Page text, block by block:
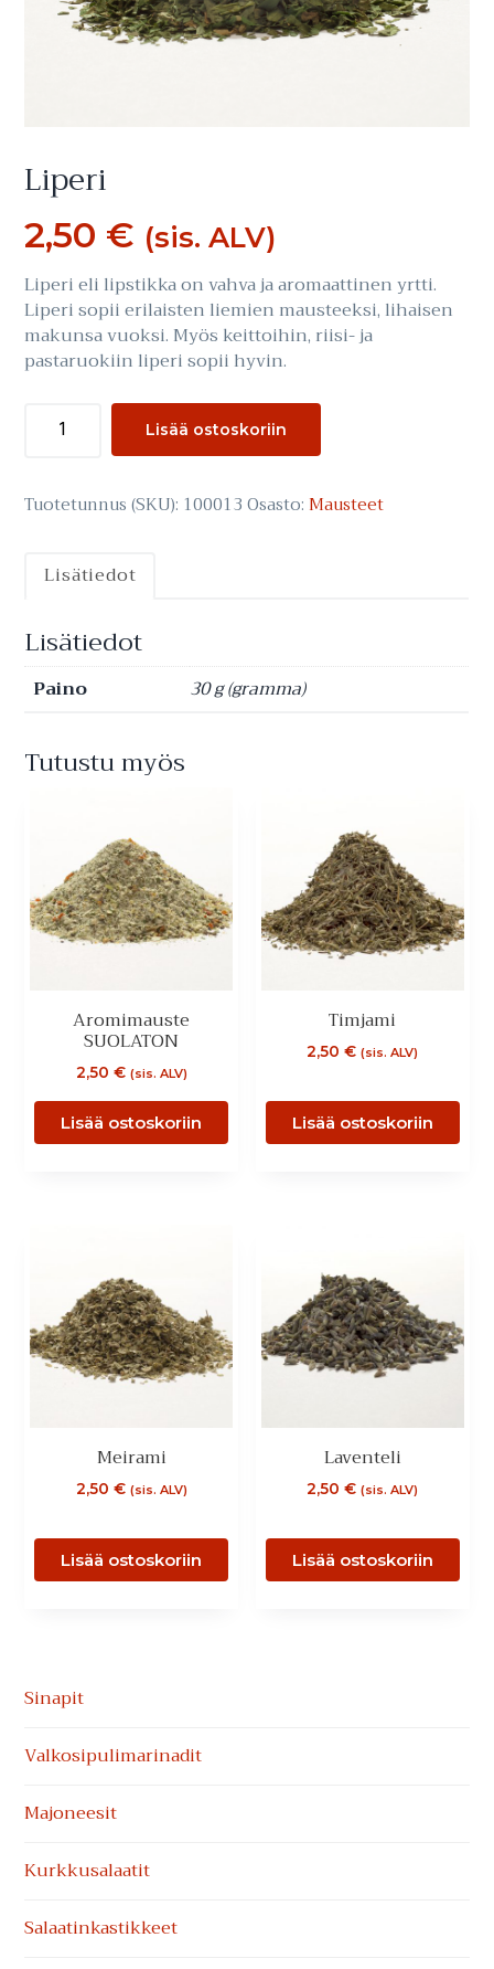
Liperi
2,50 € (sis. ALV)
Liperi eli lipstikka on vahva ja aromaattinen yrtti.
Liperi sopii erilaisten liemien mausteeksi, lihaisen
makunsa vuoksi. Myös keittoihin, riisi- ja
pastaruokiin liperi sopii hyvin.
Liperi
määrä
Lisää ostoskoriin
Tuotetunnus (SKU): 100013 Osasto:Mausteet
Lisätiedot
Lisätiedot
Paino 30 g (gramma)
Tutustu myös
Aromimauste
SUOLATON
2,50 € (sis. ALV)
Lisää ostoskoriin
Timjami
2,50€ (sis. ALV)
Lisää ostoskoriin
Meirami
2,50 € (sis. ALV)
Lisää ostoskoriin
Laventeli
2,50€ (sis. ALV)
Lisää ostoskoriin
Ensisijainen
sivupalkki
Sinapit
Valkosipuli­marinadit
Majoneesit
Kurkkusalaatit
Salaatinkastikkeet